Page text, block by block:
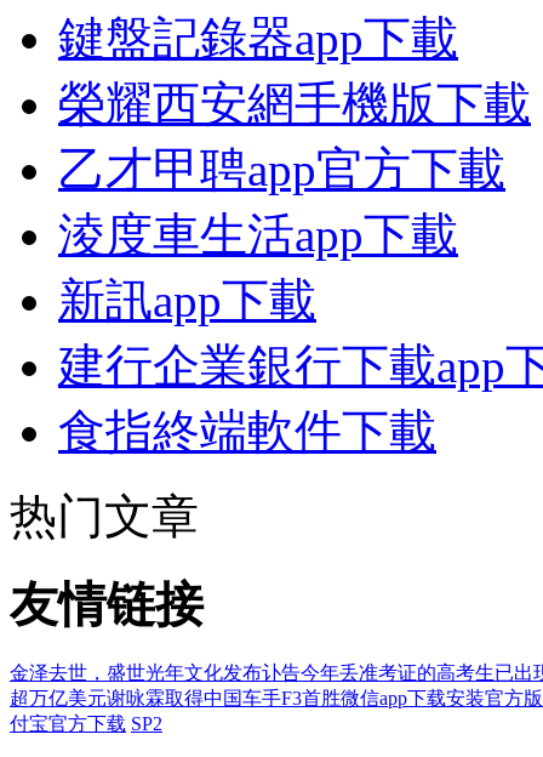
鍵盤記錄器app下載
榮耀西安網手機版下載
乙才甲聘app官方下載
淩度車生活app下載
新訊app下載
建行企業銀行下載app
食指終端軟件下載
热门文章
友情链接
金泽去世，盛世光年文化发布讣告今年丢准考证的高考生已
超万亿美元谢咏霖取得中国车手F3首胜微信app下载安装官方版
付宝官方下载 SP2